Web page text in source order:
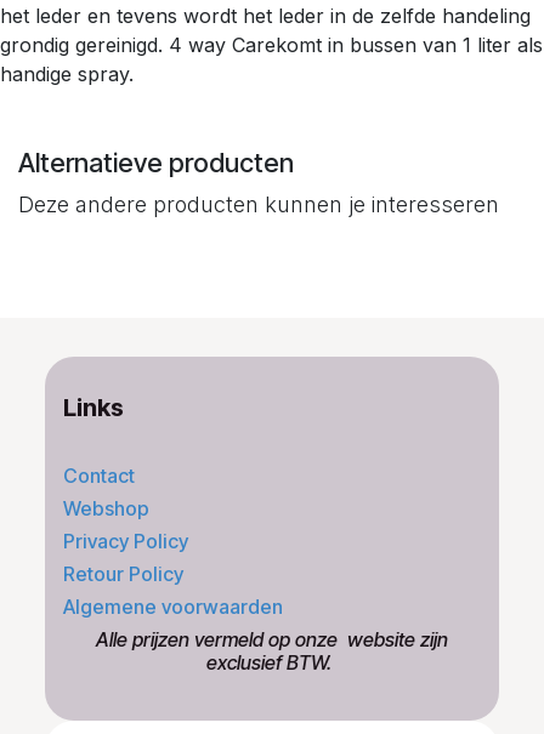
het leder en tevens wordt het leder in de zelfde handeling
grondig gereinigd. 4 way Carekomt in bussen van 1 liter als
handige spray.
Alternatieve producten
Deze andere producten kunnen je interesseren
Links
Contact
Webshop
Privacy Policy
Retour Policy
Algemene voorwaarden
​Alle prijzen vermeld op onze ​website zijn
exclusief BTW.